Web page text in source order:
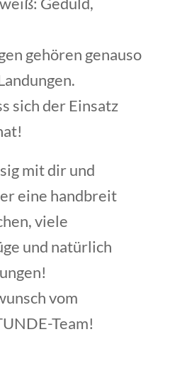
gehören genauso
sich der Einsatz
mit dir und
eine handbreit
viele
und natürlich
vom
Team!